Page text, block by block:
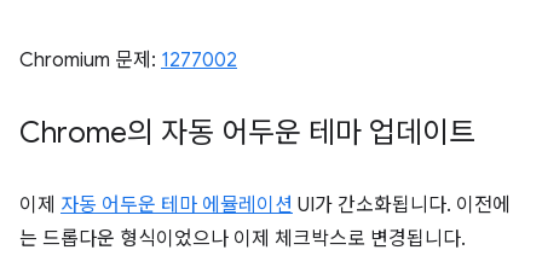
Chromium 문제: 1277002
Chrome의 자동 어두운 테마 업데이트
이제 자동 어두운 테마 에뮬레이션 UI가 간소화됩니다. 이전에
는 드롭다운 형식이었으나 이제 체크박스로 변경됩니다.